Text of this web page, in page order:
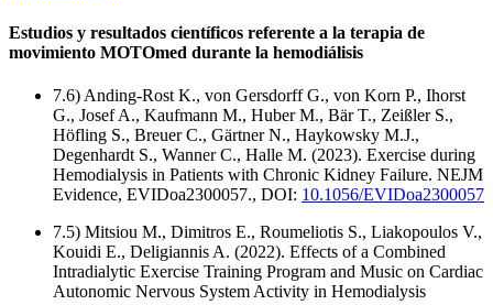
Estudios y resultados científicos referente a la terapia de
movimiento MOTOmed durante la hemodiálisis
7.6) Anding-Rost K., von Gersdorff G., von Korn P., Ihorst
G., Josef A., Kaufmann M., Huber M., Bär T., Zeißler S.,
Höfling S., Breuer C., Gärtner N., Haykowsky M.J.,
Degenhardt S., Wanner C., Halle M. (2023). Exercise during
Hemodialysis in Patients with Chronic Kidney Failure. NEJM
Evidence, EVIDoa2300057., DOI: 10.1056/EVIDoa2300057
7.5) Mitsiou M., Dimitros E., Roumeliotis S., Liakopoulos V.,
Kouidi E., Deligiannis A. (2022). Effects of a Combined
Intradialytic Exercise Training Program and Music on Cardiac
Autonomic Nervous System Activity in Hemodialysis